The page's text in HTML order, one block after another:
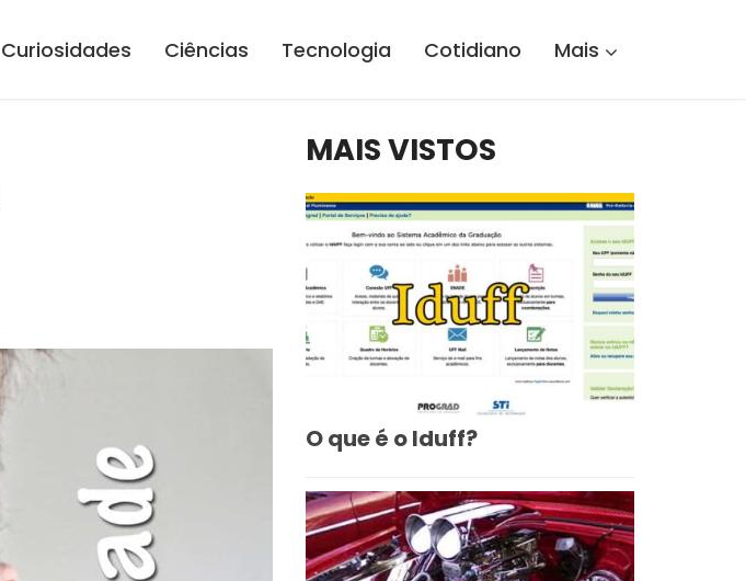
Curiosidades Ciências Tecnologia Cotidiano Mais
MAIS VISTOS
O que é o Iduff?